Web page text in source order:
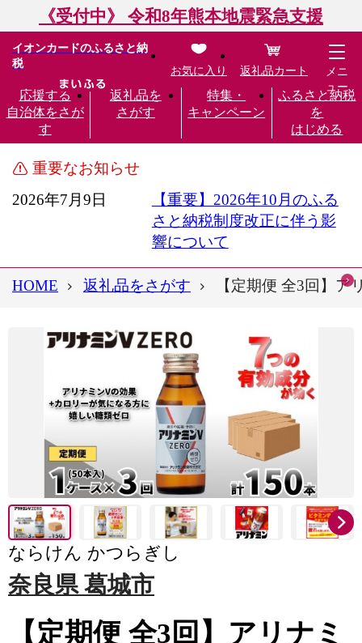
《受付中》 令和8年熊本地震緊急支援
イオンカードのふるさと納
税
応援する
自治体をさが
す
返礼品を
さがす
特集・
キャンペーン
ふるさと納税
を
はじめる
お気に入り 返礼品カート
メニ
ュー
重要なお知らせ
2026年7月9日
【重要】2026年10月のふる
さと納税制度改正に伴う影
響について
HOME 返礼品をさがす 【定期便 全3回】
ならけん かつらぎし
奈良県 葛城市
【定期便 全3回】アリナミ